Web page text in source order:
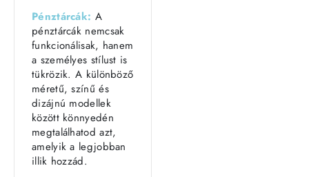
Pénztárcák: A
pénztárcák nemcsak
funkcionálisak, hanem
a személyes stílust is
tükrözik. A különböző
méretű, színű és
dizájnú modellek
között könnyedén
megtalálhatod azt,
amelyik a legjobban
illik hozzád.